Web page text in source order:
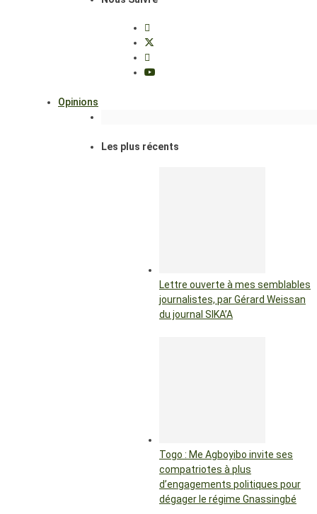
Opinions
Les plus récents
Lettre ouverte à mes semblables
journalistes, par Gérard Weissan
du journal SIKA’A
Togo : Me Agboyibo invite ses
compatriotes à plus
d’engagements politiques pour
dégager le régime Gnassingbé